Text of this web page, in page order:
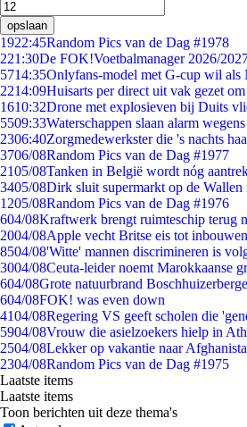
opslaan
1922:45Random Pics van de Dag #1978
221:30De FOK!Voetbalmanager 2026/
5714:35Onlyfans-model met G-cup wil als
2214:09Huisarts per direct uit vak gezet
1610:32Drone met explosieven bij Duits
5509:33Waterschappen slaan alarm
2306:40Zorgmedewerkster die 's nachts
3706/08Random Pics van de Dag #1977
2105/08Tanken in België wordt nóg
3405/08Dirk sluit supermarkt op de Wallen
1205/08Random Pics van de Dag #1976
604/08Kraftwerk brengt ruimteschip terug
2004/08Apple vecht Britse eis tot
8504/08'Witte' mannen discrimineren is
3004/08Ceuta-leider noemt Marokkaanse
604/08Grote natuurbrand
604/08FOK! was even down
4104/08Regering VS geeft scholen die
5904/08Vrouw die asielzoekers hielp in
2504/08Lekker op vakantie naar
2304/08Random Pics van de Dag #1975
Laatste items
Laatste items
Toon berichten uit deze thema's